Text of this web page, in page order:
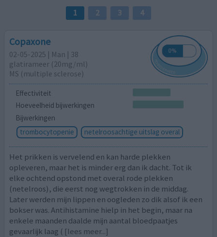
1 2 3 4
Copaxone
02-05-2025 | Man | 38
glatirameer (20mg/ml)
MS (multiple sclerose)
Effectiviteit
Hoeveelheid bijwerkingen
Bijwerkingen
trombocytopenie
netelroosachtige uitslag overal
Het prikken is vervelend en kan harde plekken
opleveren, maar het is minder erg dan ik dacht. Tot ik
elke ochtend opstond met overal rode plekken
(netelroos), die eerst nog wegtrokken in de middag.
Later werden mijn lippen en oogleden zo dik alsof ik een
bokser was. Antihistamine hielp in het begin, maar na
enkele maanden daalde mijn aantal bloedpaatjes
gevaarlijk laag ( [lees meer...]